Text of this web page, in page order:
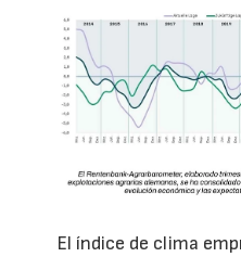
El índice de clima